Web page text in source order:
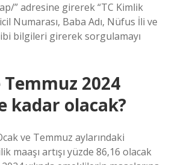
” adresine girerek “TC Kimlik
Numarası, Baba Adı, Nüfus İli ve
bilgileri girerek sorgulamayı
2024
kadar olacak?
ve Temmuz aylarındaki
maaşı artışı yüzde 86,16 olacak